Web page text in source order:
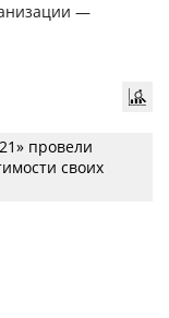
—
провели
своих